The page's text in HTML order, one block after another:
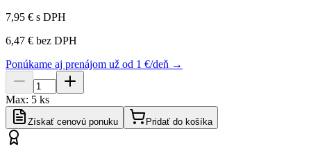
7,95 € s DPH
6,47 € bez DPH
Ponúkame aj prenájom už od 1 €/deň →
Max: 5 ks
Získať cenovú ponuku Pridať do košíka